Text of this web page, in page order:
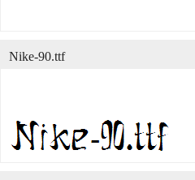
Nike-90.ttf